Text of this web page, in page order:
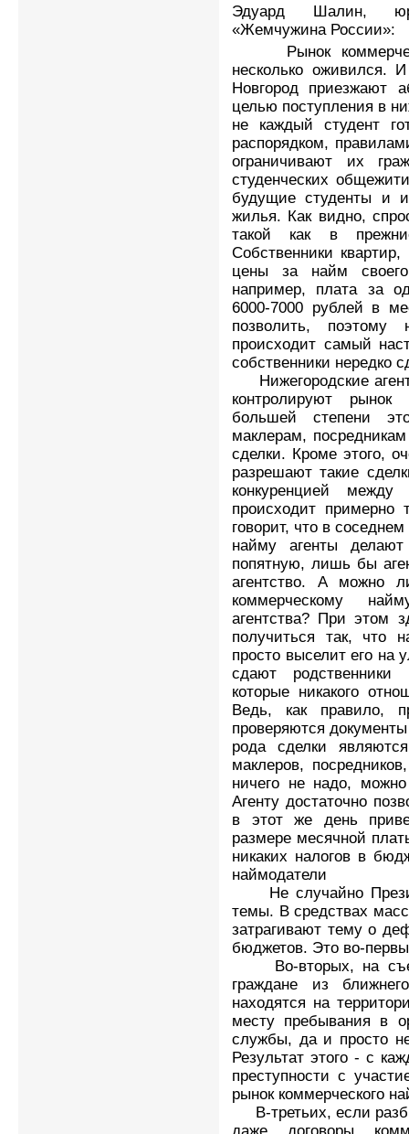
Эдуард Шалин,
«Жемчужина России»:
Рынок
несколько оживился.
Новгород приезжают
целью поступления в
не каждый студент
распорядком,
ограничивают их
студенческих
будущие студенты и
жилья. Как видно,
такой как в
Собственники
цены за найм
например, плата за
6000-7000 рублей в
позволить, поэтому
происходит самый
собственники нередко
Нижегородские
контролируют
большей степени
маклерам,
сделки. Кроме этого,
разрешают такие
конкуренцией между
происходит примерно
говорит, что в
найму агенты
попятную, лишь бы
агентство. А можно
коммерческому
агентства? При этом
получиться так, что
просто выселит его на
сдают
которые никакого
Ведь, как правило,
проверяются документы
рода сделки
маклеров,
ничего не надо,
Агенту достаточно
в этот же день
размере месячной
никаких налогов в
наймодатели
Не случайно
темы. В средствах
затрагивают тему о
бюджетов. Это во-
Во-вторых, на
граждане из
находятся на
месту пребывания в
службы, да и просто
Результат этого - с
преступности с
рынок коммерческого
В-третьих, если